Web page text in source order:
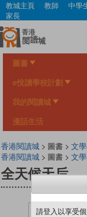
Skip
main
content
教城主頁 教師 中學
家長
圖書
e悅讀學校計劃
我的閱讀城
漫話生活
香港閱讀城> 圖書 > 文
香港閱讀城> 圖書 > 文
全天候天后
請登入以享受